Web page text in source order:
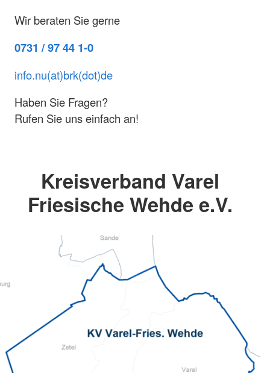
Wir beraten Sie gerne
0731 / 97 44 1-0
info.nu(at)brk(dot)de
Haben Sie Fragen?
Rufen Sie uns einfach an!
Kreisverband Varel
Friesische Wehde e.V.